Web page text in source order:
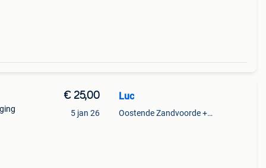
€ 25,00
5 jan 26
Luc
Oostende Zandvoorde +Oostende